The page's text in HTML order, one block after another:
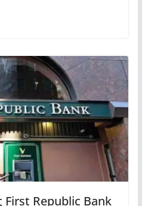
First Republic Bank